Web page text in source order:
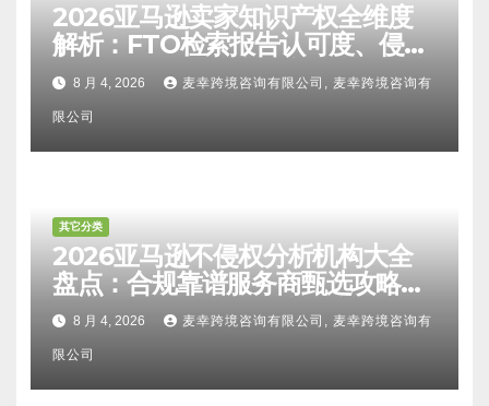
2026亚马逊卖家知识产权全维度
解析：FTO检索报告认可度、侵权
比对区别、TRO应诉方法及服务商
甄选避坑全攻略
8 月 4, 2026 麦幸跨境咨询有限公司, 麦幸跨境咨询有
限公司
其它分类
2026亚马逊不侵权分析机构大全
盘点：合规靠谱服务商甄选攻略、
避坑FAQ及标杆机构实力详解
8 月 4, 2026 麦幸跨境咨询有限公司, 麦幸跨境咨询有
限公司